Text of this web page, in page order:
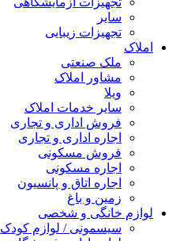
سایر
تجهیزات زیبایی
املاک
ملک صنعتی
مشاور املاک
ویلا
سایر خدمات املاک
فروش اداری و تجاری
اجاره اداری و تجاری
فروش مسکونی
اجاره مسکونی
اجاره اتاق و پانسیون
زمین و باغ
لوازم خانگی و شخصی
سیسمونی / لوازم کودک